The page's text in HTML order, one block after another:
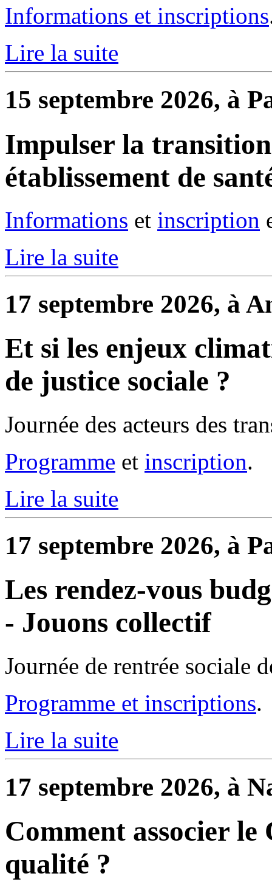
Informations et inscriptions
Lire la suite
15 septembre 2026, à
Impulser la transition
établissement de
Informations et inscription
Lire la suite
17 septembre 2026, à
Et si les enjeux
de justice sociale ?
Journée des acteurs des
Programme et inscription.
Lire la suite
17 septembre 2026, à
Les rendez-vous
- Jouons collectif
Journée de rentrée sociale
Programme et inscriptions.
Lire la suite
17 septembre 2026, à
Comment associer le
qualité ?